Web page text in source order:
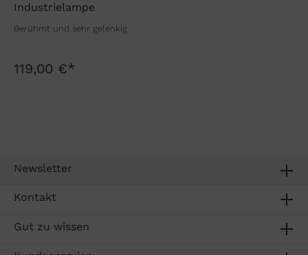
Industrielampe
Berühmt und sehr gelenkig
119,00 €*
Newsletter
Kontakt
Gut zu wissen